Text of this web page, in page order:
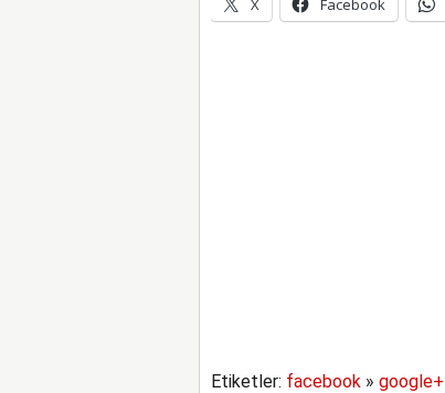
Etiketler: facebook » google+